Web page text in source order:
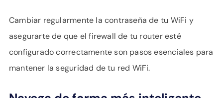
Cambiar regularmente la contraseña de tu WiFi y
asegurarte de que el firewall de tu router esté
configurado correctamente son pasos esenciales para
mantener la seguridad de tu red WiFi.